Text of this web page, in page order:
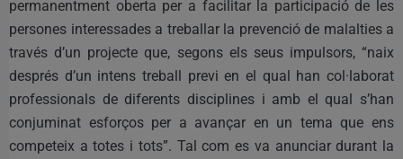
permanentment oberta per a facilitar la participació de les
persones interessades a treballar la prevenció de malalties a
través d’un projecte que, segons els seus impulsors, “naix
després d’un intens treball previ en el qual han col·laborat
professionals de diferents disciplines i amb el qual s’han
conjuminat esforços per a avançar en un tema que ens
competeix a totes i tots”. Tal com es va anunciar durant la